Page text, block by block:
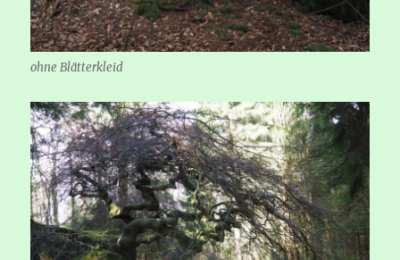
ohne Blätterkleid